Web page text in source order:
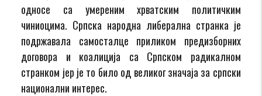
односе са умереним хрватским политичким
чиниоцима. Српска народна либерална странка је
подржавала самосталце приликом предизборних
договора и коалиција са Српском радикалном
странком јер је то било од великог значаја за српски
национални интерес.